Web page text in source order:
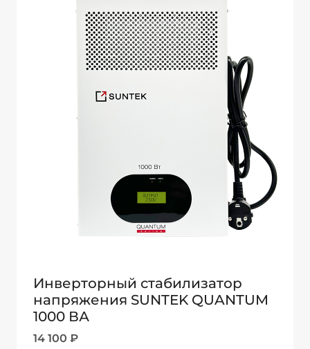
Инверторный стабилизатор
напряжения SUNTEK QUANTUM
1000 ВА
14 100 ₽